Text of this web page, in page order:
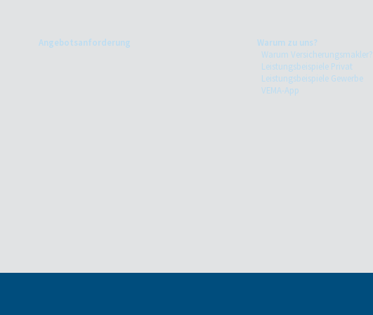
Angebotsanforderung
Warum zu uns?
Warum Versicherungsmakler?
Leistungsbeispiele Privat
Leistungsbeispiele Gewerbe
VEMA-App